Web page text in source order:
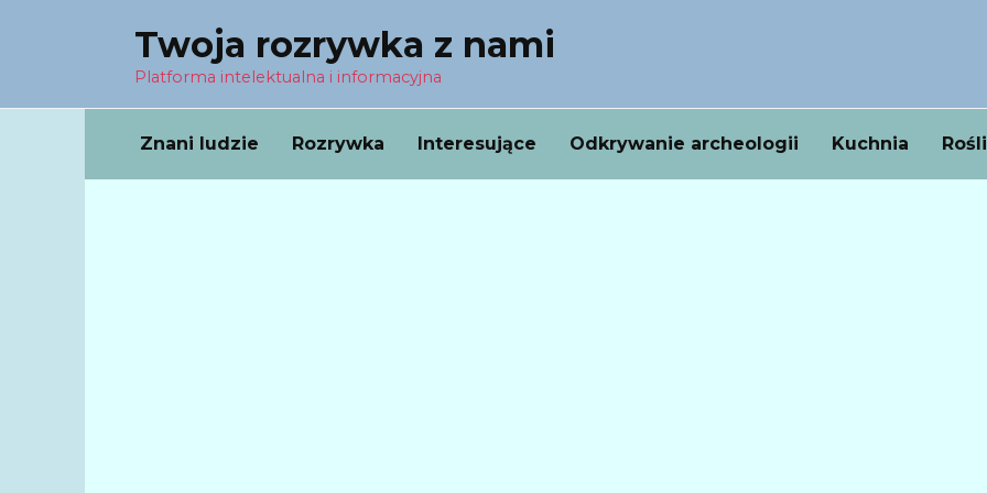
Twoja rozrywka z nami
Platforma intelektualna i informacyjna
Znani ludzie Rozrywka Interesujące Odkrywanie archeologii Kuchnia